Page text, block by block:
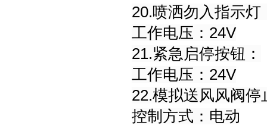
20.喷洒勿入指示灯
工作电压：24V
21.紧急启停按钮：
工作电压：24V
22.模拟送风风阀停
控制方式：电动